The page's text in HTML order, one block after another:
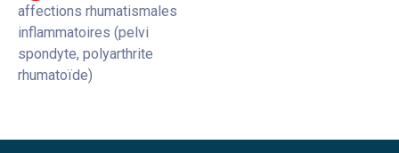
affections rhumatismales
inflammatoires (pelvi
spondyte, polyarthrite
rhumatoïde)